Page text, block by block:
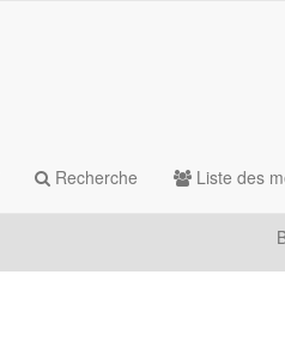
Recherche Liste des